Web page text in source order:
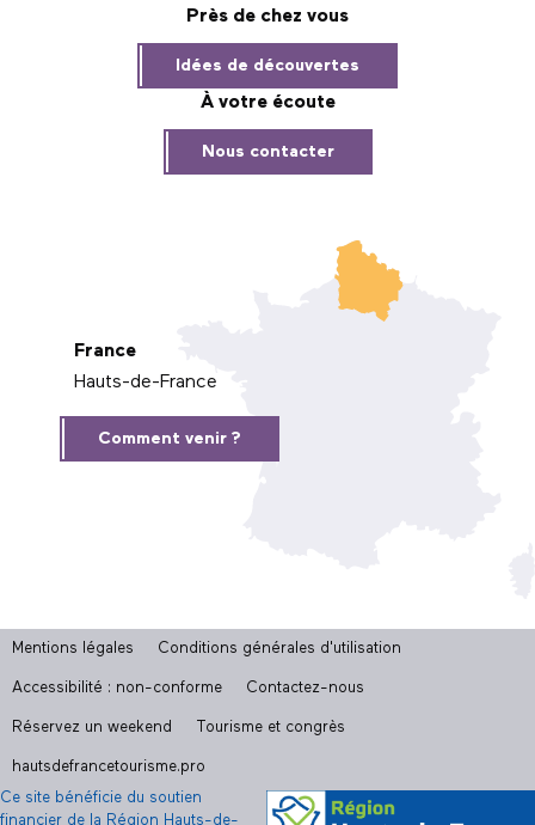
Près de chez vous
Idées de découvertes
À votre écoute
Nous contacter
France
Hauts-de-France
Comment venir ?
Mentions légales Conditions générales d'utilisation
Accessibilité : non-conforme Contactez-nous
Réservez un weekend Tourisme et congrès
hautsdefrancetourisme.pro
Ce site bénéficie du soutien
financier de la Région Hauts-de-